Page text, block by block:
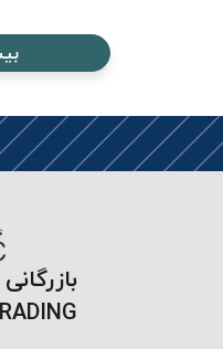
Aramid
&
Aramid